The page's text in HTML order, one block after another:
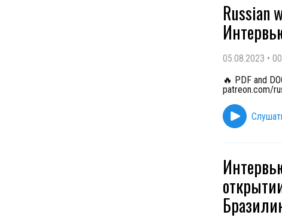
Russian
05.08.2023 •
🔥 PDF and
patreon.com/